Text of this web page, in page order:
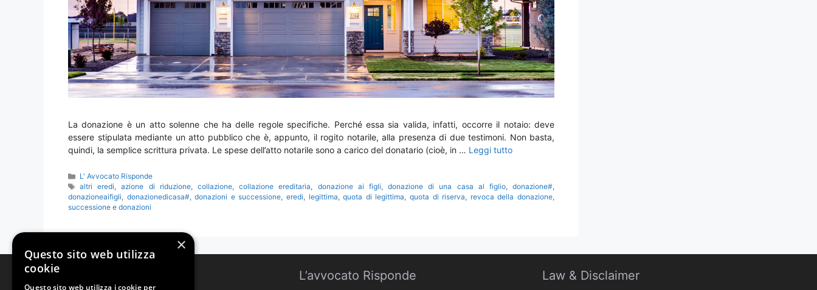
La donazione è un atto solenne che ha delle regole specifiche. Perché essa sia valida, infatti, occorre il notaio: deve
essere stipulata mediante un atto pubblico che è, appunto, il rogito notarile, alla presenza di due testimoni. Non basta,
quindi, la semplice scrittura privata. Le spese dell’atto notarile sono a carico del donatario (cioè, in … Leggi tutto
Categorie
L' Avvocato Risponde
Tag
altri eredi,azione di riduzione, collazione,collazione ereditaria, donazione ai figli,donazione di una casa al figlio,donazione#,
donazioneaifigli, donazionedicasa#,donazioni e successione,eredi, legittima,quota di legittima,quota di riserva, revoca della donazione,
successione e donazioni
Studio Legale Tonzani L’avvocato Risponde Law & Disclaimer
×
Questo sito web utilizza
cookie
Questo sito web utilizza i cookie per